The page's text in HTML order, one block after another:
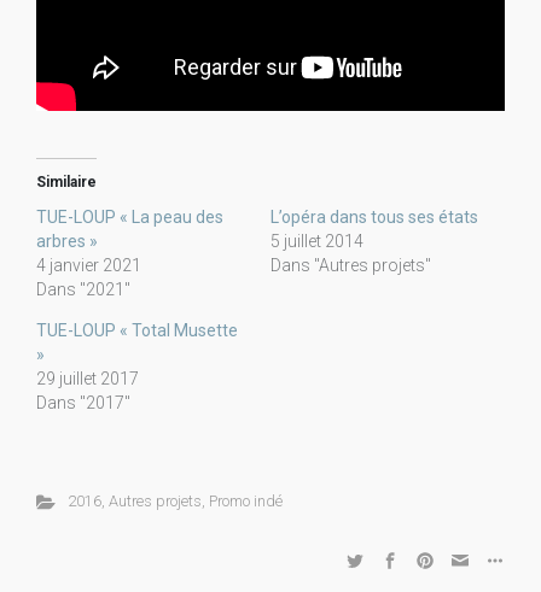
Similaire
TUE-LOUP « La peau des
arbres »
4 janvier 2021
Dans "2021"
L’opéra dans tous ses états
5 juillet 2014
Dans "Autres projets"
TUE-LOUP « Total Musette
»
29 juillet 2017
Dans "2017"
2016, Autres projets, Promo indé